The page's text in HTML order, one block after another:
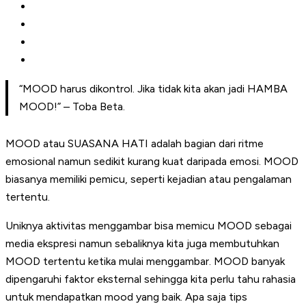
“MOOD harus dikontrol. Jika tidak kita akan jadi HAMBA
MOOD!” – Toba Beta.
MOOD atau SUASANA HATI adalah bagian dari ritme
emosional namun sedikit kurang kuat daripada emosi. MOOD
biasanya memiliki pemicu, seperti kejadian atau pengalaman
tertentu.
Uniknya aktivitas menggambar bisa memicu MOOD sebagai
media ekspresi namun sebaliknya kita juga membutuhkan
MOOD tertentu ketika mulai menggambar. MOOD banyak
dipengaruhi faktor eksternal sehingga kita perlu tahu rahasia
untuk mendapatkan mood yang baik. Apa saja tips